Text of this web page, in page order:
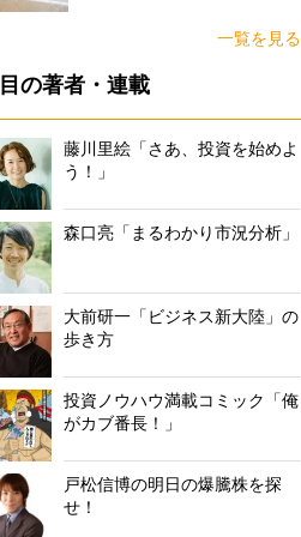
一覧を見る
の著者・連載
藤川里絵「さあ、投資を始めよ
う！」
森口亮「まるわかり市況分析」
大前研一「ビジネス新大陸」の
歩き方
投資ノウハウ満載コミック「俺
がカブ番長！」
戸松信博の明日の爆騰株を探
せ！